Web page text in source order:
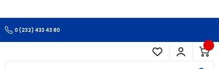
0 (232) 433 43 80